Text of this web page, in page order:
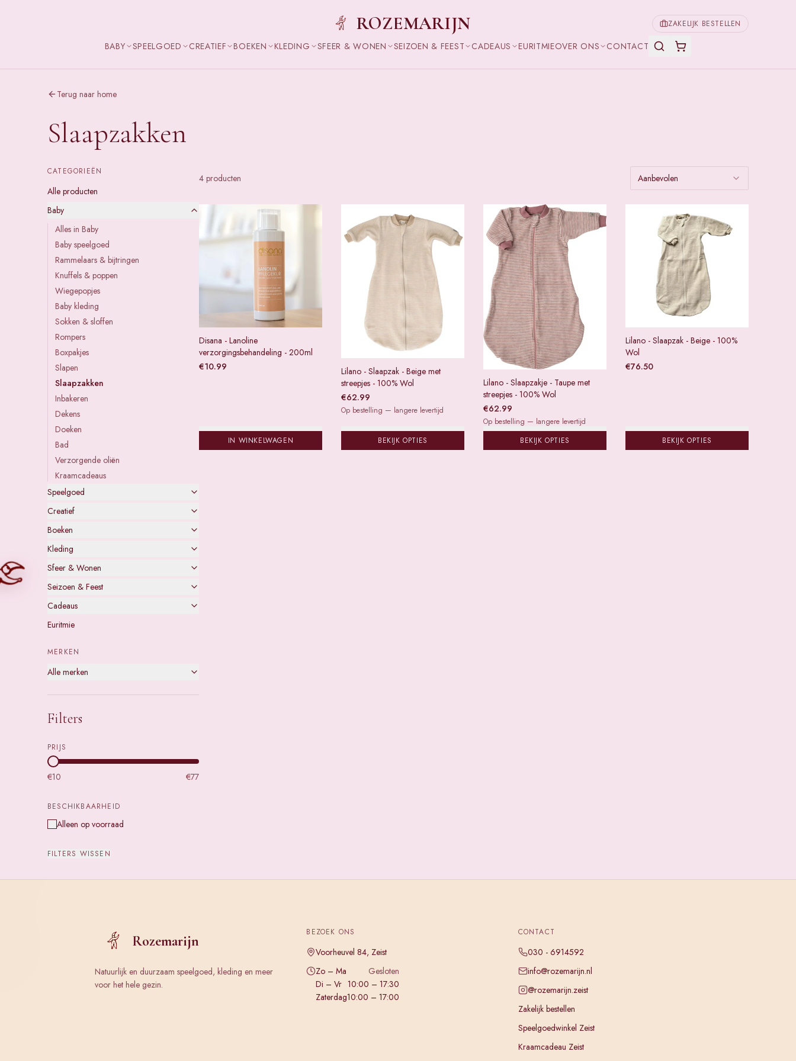
ROZEMARIJN ZAKELIJK BESTELLEN
BABY SPEELGOED CREATIEF BOEKEN KLEDING SFEER & WONEN SEIZOEN & FEEST CADEAUS EURITMIEOVER ONS CONTACT
Terug naar home
Slaapzakken
CATEGORIEËN
Alle producten
Baby
Alles in Baby
Baby speelgoed
Rammelaars & bijtringen
Knuffels & poppen
Wiegepopjes
Baby kleding
Sokken & sloffen
Rompers
Boxpakjes
Slapen
Slaapzakken
Inbakeren
Dekens
Doeken
Bad
Verzorgende oliën
Kraamcadeaus
Speelgoed
Creatief
Boeken
Kleding
Sfeer & Wonen
Seizoen & Feest
Cadeaus
Euritmie
MERKEN
Alle merken
Filters
PRIJS
€10 €77
BESCHIKBAARHEID
Alleen op voorraad
FILTERS WISSEN
4 producten Aanbevolen
Disana - Lanoline
verzorgingsbehandeling - 200ml
€10.99
IN WINKELWAGEN
Lilano - Slaapzak - Beige met
streepjes - 100% Wol
€62.99
Op bestelling — langere levertijd
BEKIJK OPTIES
Lilano - Slaapzakje - Taupe met
streepjes - 100% Wol
€62.99
Op bestelling — langere levertijd
BEKIJK OPTIES
Lilano - Slaapzak - Beige - 100%
Wol
€76.50
BEKIJK OPTIES
Rozemarijn
Natuurlijk en duurzaam speelgoed, kleding en meer
voor het hele gezin.
BEZOEK ONS
Voorheuvel 84, Zeist
Zo – Ma
Gesloten
Di – Vr 10:00 – 17:30
Zaterdag10:00 – 17:00
CONTACT
030 - 6914592
info@rozemarijn.nl
@rozemarijn.zeist
Zakelijk bestellen
Speelgoedwinkel Zeist
Kraamcadeau Zeist